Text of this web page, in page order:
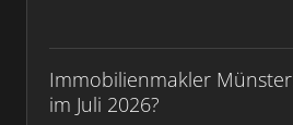
Immobilienmakler
im Juli 2026?